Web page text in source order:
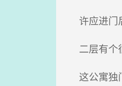
许应进门
二层有个
这公寓独